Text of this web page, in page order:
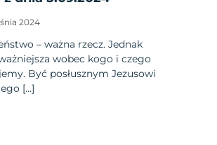
2024
– ważna rzecz. Jednak
wobec kogo i czego
Być posłusznym Jezusowi
[…]